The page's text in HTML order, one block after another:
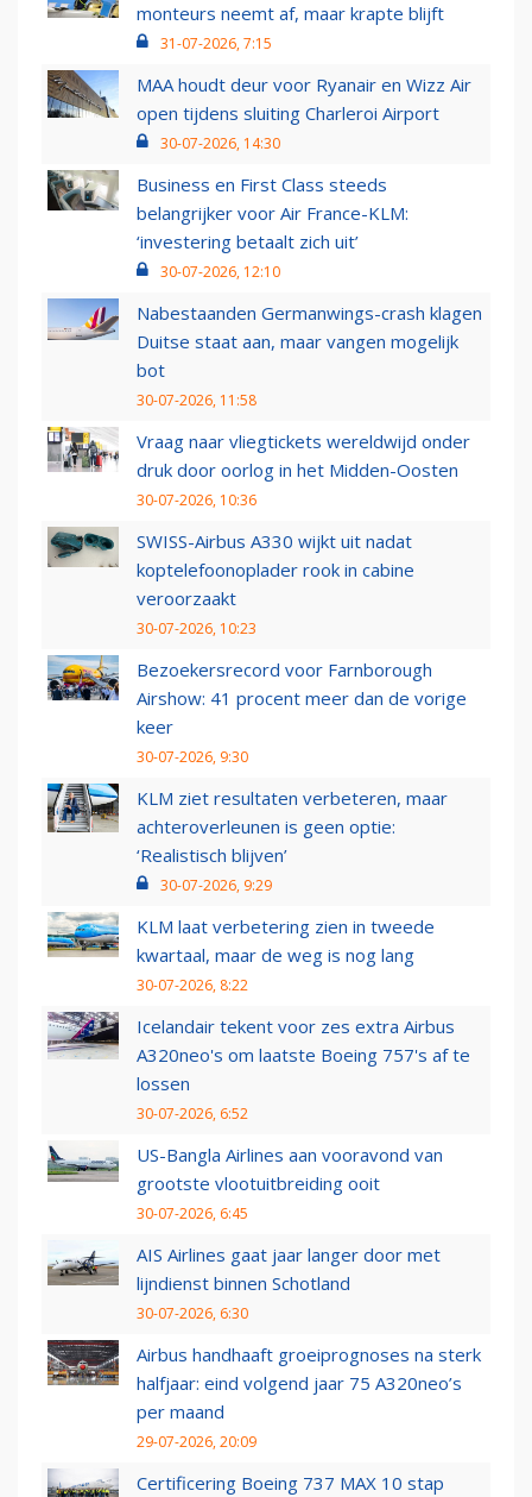
monteurs neemt af, maar krapte blijft
31-07-2026, 7:15
MAA houdt deur voor Ryanair en Wizz Air
open tijdens sluiting Charleroi Airport
30-07-2026, 14:30
Business en First Class steeds
belangrijker voor Air France-KLM:
‘investering betaalt zich uit’
30-07-2026, 12:10
Nabestaanden Germanwings-crash klagen
Duitse staat aan, maar vangen mogelijk
bot
30-07-2026, 11:58
Vraag naar vliegtickets wereldwijd onder
druk door oorlog in het Midden-Oosten
30-07-2026, 10:36
SWISS-Airbus A330 wijkt uit nadat
koptelefoonoplader rook in cabine
veroorzaakt
30-07-2026, 10:23
Bezoekersrecord voor Farnborough
Airshow: 41 procent meer dan de vorige
keer
30-07-2026, 9:30
KLM ziet resultaten verbeteren, maar
achteroverleunen is geen optie:
‘Realistisch blijven’
30-07-2026, 9:29
KLM laat verbetering zien in tweede
kwartaal, maar de weg is nog lang
30-07-2026, 8:22
Icelandair tekent voor zes extra Airbus
A320neo's om laatste Boeing 757's af te
lossen
30-07-2026, 6:52
US-Bangla Airlines aan vooravond van
grootste vlootuitbreiding ooit
30-07-2026, 6:45
AIS Airlines gaat jaar langer door met
lijndienst binnen Schotland
30-07-2026, 6:30
Airbus handhaaft groeiprognoses na sterk
halfjaar: eind volgend jaar 75 A320neo’s
per maand
29-07-2026, 20:09
Certificering Boeing 737 MAX 10 stap